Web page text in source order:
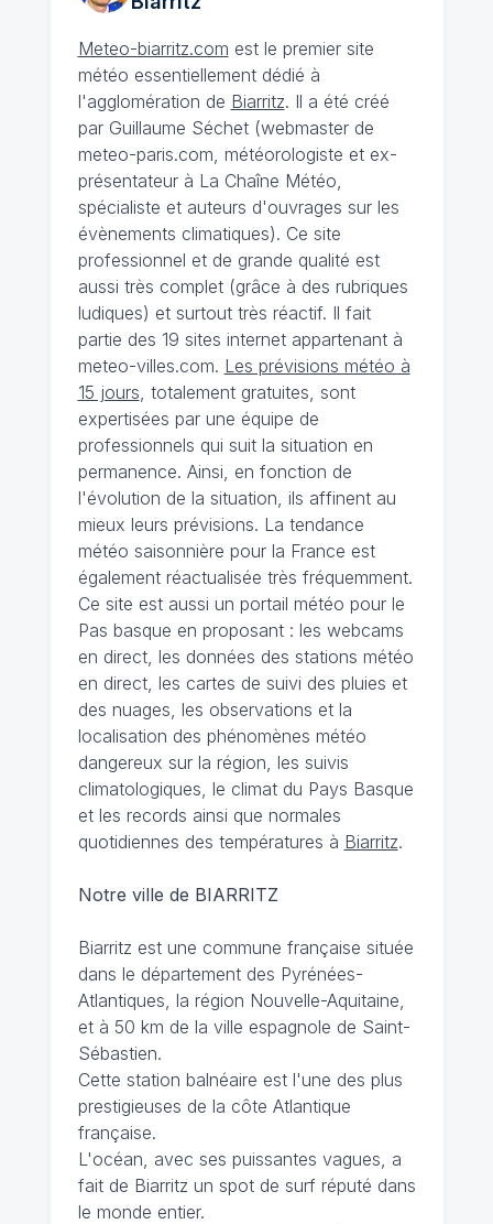
Meteo-biarritz.com est le premier site
météo essentiellement dédié à
l'agglomération de Biarritz. Il a été créé
par Guillaume Séchet (webmaster de
meteo-paris.com, météorologiste et ex-
présentateur à La Chaîne Météo,
spécialiste et auteurs d'ouvrages sur les
évènements climatiques). Ce site
professionnel et de grande qualité est
aussi très complet (grâce à des rubriques
ludiques) et surtout très réactif. Il fait
partie des 19 sites internet appartenant à
meteo-villes.com. Les prévisions météo à
15 jours , totalement gratuites, sont
expertisées par une équipe de
professionnels qui suit la situation en
permanence. Ainsi, en fonction de
l'évolution de la situation, ils affinent au
mieux leurs prévisions. La tendance
météo saisonnière pour la France est
également réactualisée très fréquemment.
Ce site est aussi un portail météo pour le
Pas basque en proposant : les webcams
en direct, les données des stations météo
en direct, les cartes de suivi des pluies et
des nuages, les observations et la
localisation des phénomènes météo
dangereux sur la région, les suivis
climatologiques, le climat du Pays Basque
et les records ainsi que normales
quotidiennes des températures à Biarritz.
Notre ville de BIARRITZ
Biarritz est une commune française située
dans le département des Pyrénées-
Atlantiques, la région Nouvelle-Aquitaine,
et à 50 km de la ville espagnole de Saint-
Sébastien.
Cette station balnéaire est l'une des plus
prestigieuses de la côte Atlantique
française.
L'océan, avec ses puissantes vagues, a
fait de Biarritz un spot de surf réputé dans
le monde entier.